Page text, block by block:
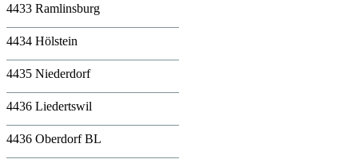
4433 Ramlinsburg
4434 Hölstein
4435 Niederdorf
4436 Liedertswil
4436 Oberdorf BL